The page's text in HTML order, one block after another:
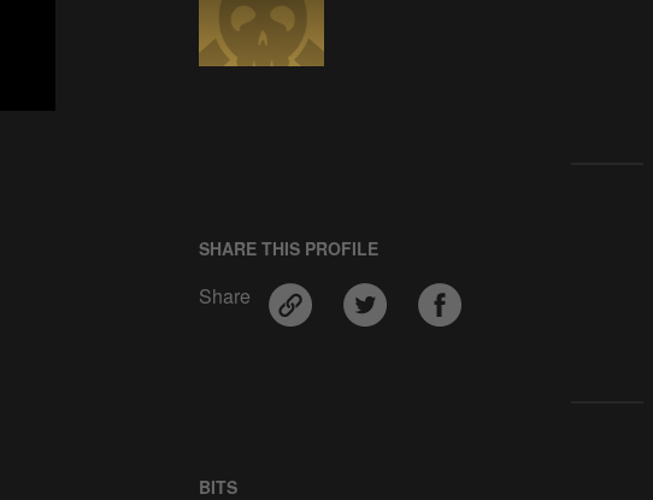
SHARE THIS PROFILE
Share
BITS